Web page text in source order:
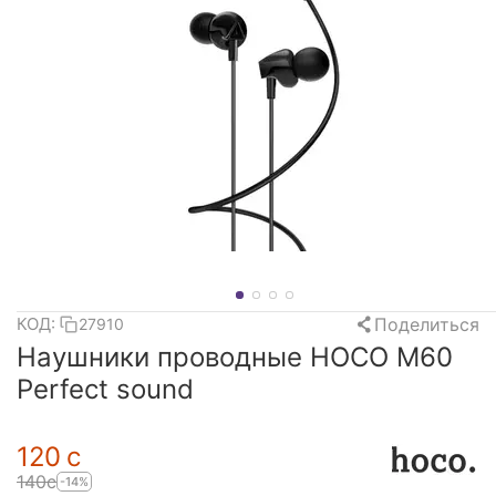
КОД: 27910 Поделиться
Наушники проводные HOCO M60
Perfect sound
‍120‍ с
‍140‍с -14%